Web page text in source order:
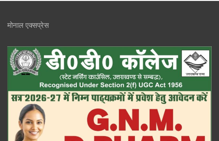
मोनाल एक्सप्रेस